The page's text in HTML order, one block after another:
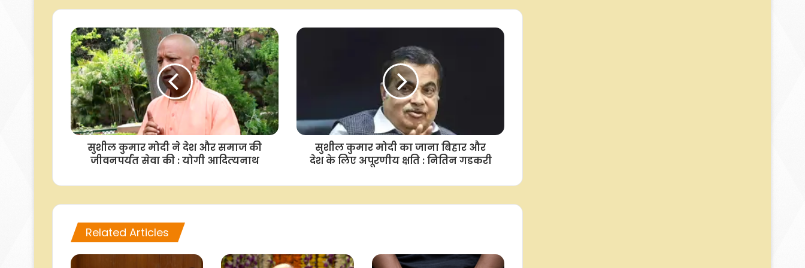
प्रवेश वर्मा की मानहानि शिकायत पर कोर्ट
अगस्त को अगली सुनवाई
कर्नाटक : स्कूल में भयानक हादसा, गेट
गिरने से चार साल की बच्ची की मौत
कोंकण रेलवे में 134 अप्रेंटिस ट्रेनी पदों पर
नियुक्ति का अवसर, जानें योग्यता और चयन
प्रक्रिया
पुणे के 38,970 किसानों को मिला
सुशील कुमार मोदी ने देश और समाज की
जीवनपर्यंत सेवा की : योगी आदित्‍यनाथ
सुशील कुमार मोदी का जाना बिहार और
देश के लिए अपूरणीय क्षति : नितिन गडकरी
Related Articles